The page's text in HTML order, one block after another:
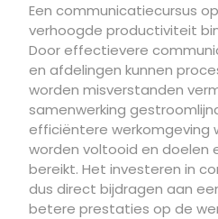
Een communicatiecursus
verhoogde productiviteit
Door effectievere
en afdelingen kunnen
worden misverstanden
samenwerking
efficiëntere werkomgeving
worden voltooid en doelen
bereikt. Het investeren in
dus direct bijdragen aan
betere prestaties op de